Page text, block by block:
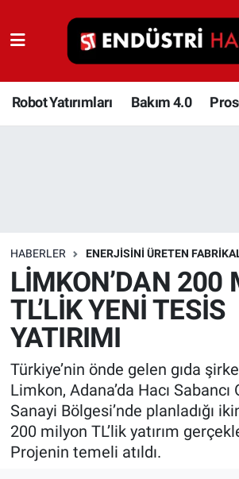
Robot Yatırımları Bakım 4.0
HABERLER ENERJISINI ÜRETEN
LİMKON’DAN 200
TL’LİK YENİ TESİS
YATIRIMI
Türkiye’nin önde gelen gıda
Limkon, Adana’da Hacı Sabancı
Sanayi Bölgesi’nde planladığı
200 milyon TL’lik yatırım
Projenin temeli atıldı.
Robot Yatırımları
Bakım 4.0
Depolama Çözümleri
İnşaat ve Malzeme
HaberOrtak
EndüstriST
Enerjisini Üreten Fabrikalar